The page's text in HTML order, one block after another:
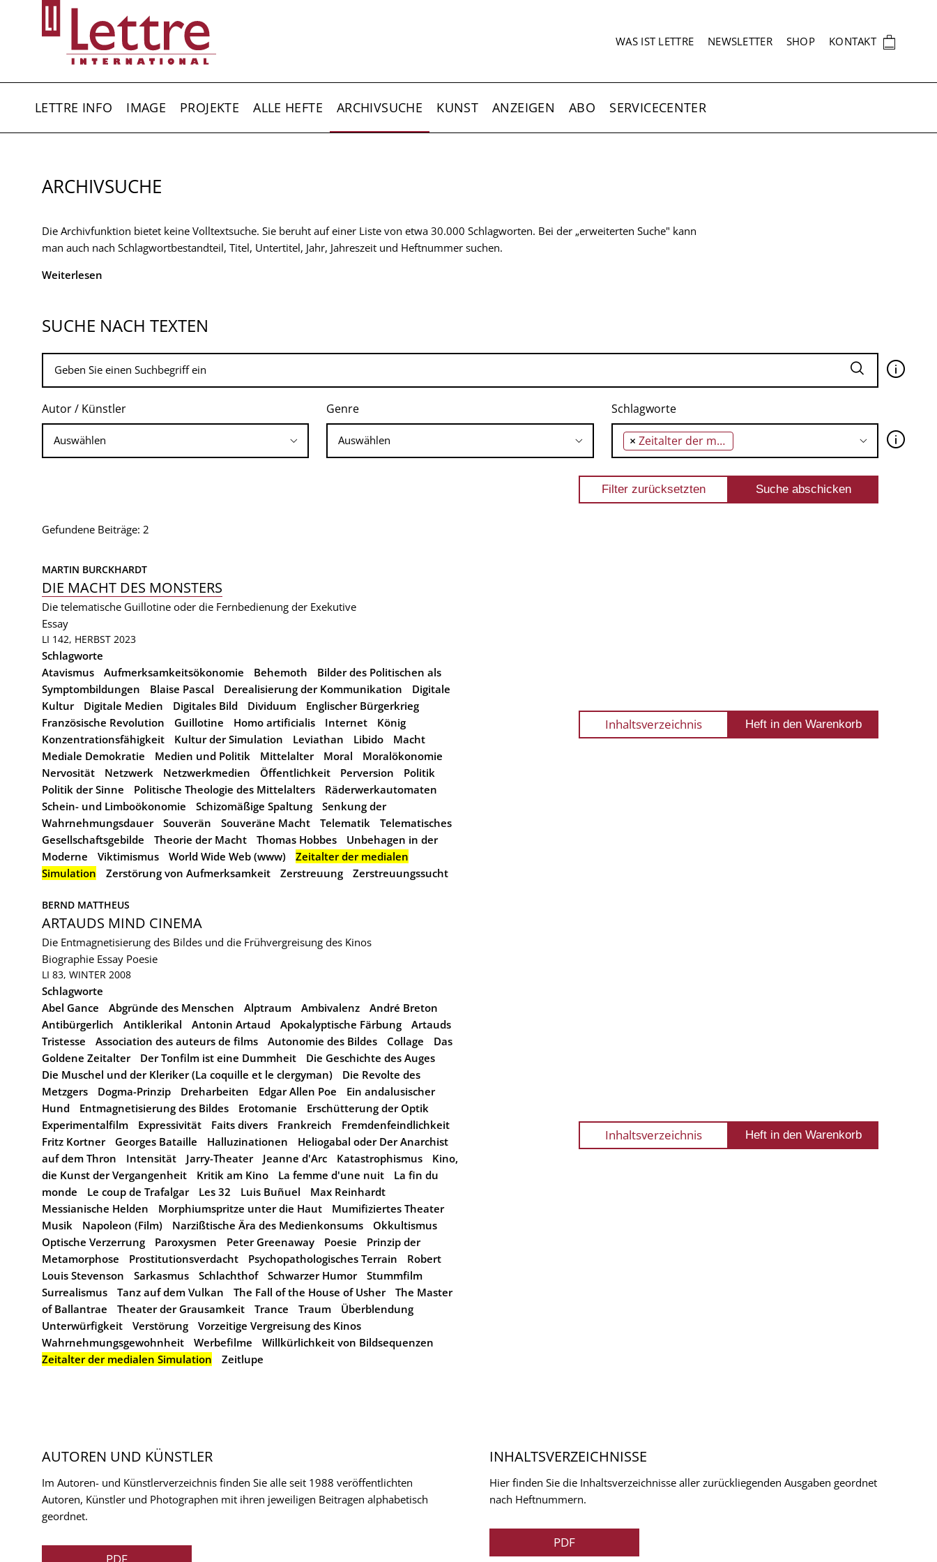
SEKUNDÄRNAVIGATION
WAS IST LETTRE NEWSLETTER SHOP KONTAKT 🛍
LETTRE INFO IMAGE PROJEKTE ALLE HEFTE ARCHIVSUCHE KUNST ANZEIGEN ABO SERVICECENTER
ARCHIVSUCHE
Die Archivfunktion bietet keine Volltextsuche. Sie beruht auf einer Liste von etwa 30.000 Schlagworten. Bei der „erweiterten Suche" kann
man auch nach Schlagwortbestandteil, Titel, Untertitel, Jahr, Jahreszeit und Heftnummer suchen.
Weiterlesen
SUCHE NACH TEXTEN
🛈
Autor / Künstler Genre Schlagworte
× Zeitalter der medialen Simulation 🛈
Gefundene Beiträge: 2
MARTIN BURCKHARDT
DIE MACHT DES MONSTERS
Die telematische Guillotine oder die Fernbedienung der Exekutive
Essay
LI 142, HERBST 2023
Schlagworte
Atavismus
Aufmerksamkeitsökonomie Behemoth
Bilder des Politischen als
Symptombildungen
Blaise Pascal Derealisierung der Kommunikation
Digitale
Kultur
Digitale Medien Digitales Bild Dividuum
Englischer Bürgerkrieg
Französische Revolution
Guillotine Homo artificialis Internet
König
Konzentrationsfähigkeit
Kultur der Simulation Leviathan Libido
Macht
Mediale Demokratie
Medien und Politik Mittelalter Moral
Moralökonomie
Nervosität
Netzwerk Netzwerkmedien Öffentlichkeit Perversion
Politik
Politik der Sinne
Politische Theologie des Mittelalters
Räderwerkautomaten
Schein- und Limboökonomie
Schizomäßige Spaltung
Senkung der
Wahrnehmungsdauer
Souverän Souveräne Macht Telematik
Telematisches
Gesellschaftsgebilde
Theorie der Macht Thomas Hobbes
Unbehagen in der
Moderne
Viktimismus World Wide Web (www)
Zeitalter der medialen
Simulation
Zerstörung von Aufmerksamkeit Zerstreuung Zerstreuungssucht
Inhaltsverzeichnis
BERND MATTHEUS
ARTAUDS MIND CINEMA
Die Entmagnetisierung des Bildes und die Frühvergreisung des Kinos
Biographie Essay Poesie
LI 83, WINTER 2008
Schlagworte
Abel Gance
Abgründe des Menschen Alptraum Ambivalenz
André Breton
Antibürgerlich
Antiklerikal Antonin Artaud Apokalyptische Färbung
Artauds
Tristesse
Association des auteurs de films Autonomie des Bildes Collage
Das
Goldene Zeitalter
Der Tonfilm ist eine Dummheit
Die Geschichte des Auges
Die Muschel und der Kleriker (La coquille et le clergyman)
Die Revolte des
Metzgers
Dogma-Prinzip Dreharbeiten Edgar Allen Poe
Ein andalusischer
Hund
Entmagnetisierung des Bildes Erotomanie
Erschütterung der Optik
Experimentalfilm
Expressivität Faits divers Frankreich
Fremdenfeindlichkeit
Fritz Kortner
Georges Bataille Halluzinationen
Heliogabal oder Der Anarchist
auf dem Thron
Intensität Jarry-Theater Jeanne d'Arc Katastrophismus
Kino,
die Kunst der Vergangenheit
Kritik am Kino La femme d'une nuit
La fin du
monde
Le coup de Trafalgar Les 32 Luis Buñuel
Max Reinhardt
Messianische Helden
Morphiumspritze unter die Haut
Mumifiziertes Theater
Musik
Napoleon (Film) Narzißtische Ära des Medienkonsums
Okkultismus
Optische Verzerrung
Paroxysmen Peter Greenaway Poesie
Prinzip der
Metamorphose
Prostitutionsverdacht Psychopathologisches Terrain
Robert
Louis Stevenson
Sarkasmus Schlachthof Schwarzer Humor
Stummfilm
Surrealismus
Tanz auf dem Vulkan The Fall of the House of Usher
The Master
of Ballantrae
Theater der Grausamkeit Trance Traum
Überblendung
Unterwürfigkeit
Verstörung
Vorzeitige Vergreisung des Kinos
Wahrnehmungsgewohnheit
Werbefilme
Willkürlichkeit von Bildsequenzen
Zeitalter der medialen Simulation
Zeitlupe
Inhaltsverzeichnis
AUTOREN UND KÜNSTLER
Im Autoren- und Künstlerverzeichnis finden Sie alle seit 1988 veröffentlichten
Autoren, Künstler und Photographen mit ihren jeweiligen Beitragen alphabetisch
geordnet.
INHALTSVERZEICHNISSE
Hier finden Sie die Inhaltsverzeichnisse aller zurückliegenden Ausgaben geordnet
nach Heftnummern.
PDF